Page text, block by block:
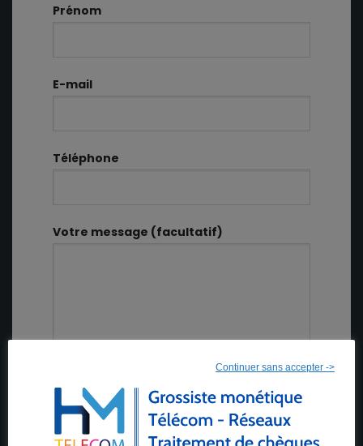
Prénom
E-mail
Téléphone
Votre message (facultatif)
Continuer sans accepter ->